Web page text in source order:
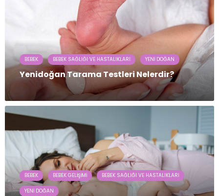
BEBEK BEBEK SAĞLIĞI VE HASTALIKLARI YENI DOĞAN
Yenidoğan Tarama Testleri Nelerdir?
BEBEK BEBEK GELIŞIMI BEBEK SAĞLIĞI VE HASTALIKLARI
YENI DOĞAN